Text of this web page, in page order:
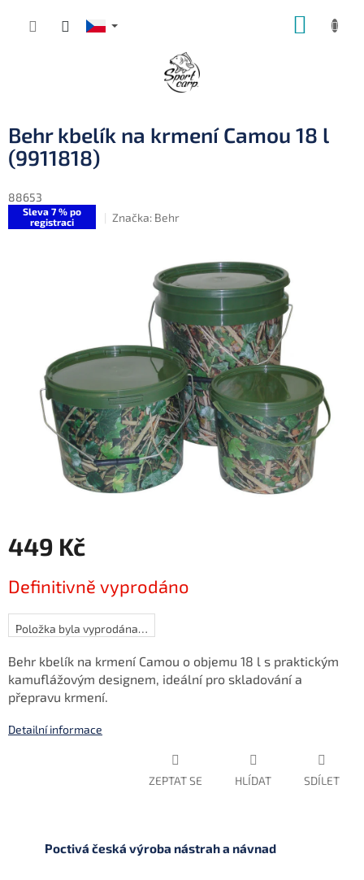
Behr kbelík na krmení Camou 18 l
(9911818)
88653
Sleva 7 % po
registraci
Značka: Behr
449 Kč
cena:
Definitivně vyprodáno
Položka byla vyprodána…
Behr kbelík na krmení Camou o objemu 18 l s praktickým
kamuflážovým designem, ideální pro skladování a
přepravu krmení.
Detailní informace
ZEPTAT SE HLÍDAT SDÍLET
Poctivá česká výroba nástrah a návnad